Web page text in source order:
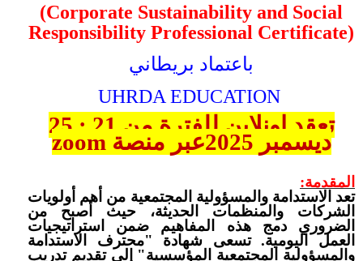
(Corporate Sustainability and Social
Responsibility Professional Certificate)
باعتماد بريطاني
UHRDA EDUCATION
تعقد اونلاين للفترة من 21 : 25
ديسمبر 2025عبر منصة zoom
المقدمة:
تعد الاستدامة والمسؤولية المجتمعية من أهم أولويات
الشركات والمنظمات الحديثة، حيث أصبح من
الضروري دمج هذه المفاهيم ضمن استراتيجيات
العمل اليومية. تسعى شهادة "محترف الاستدامة
والمسؤولية المجتمعية المؤسسية" إلى تقديم تدريب